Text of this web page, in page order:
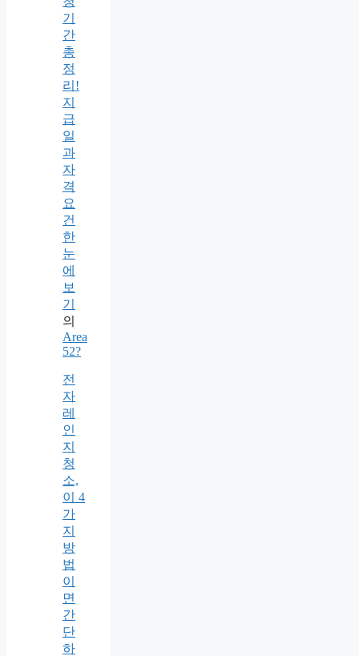
기
간
총
정
리!
지
급
일
과
자
격
요
건
한
눈
에
보
기
의
Area
52?
전
자
레
인
지
청
소,
이 4
가
지
방
법
이
면
간
단
하